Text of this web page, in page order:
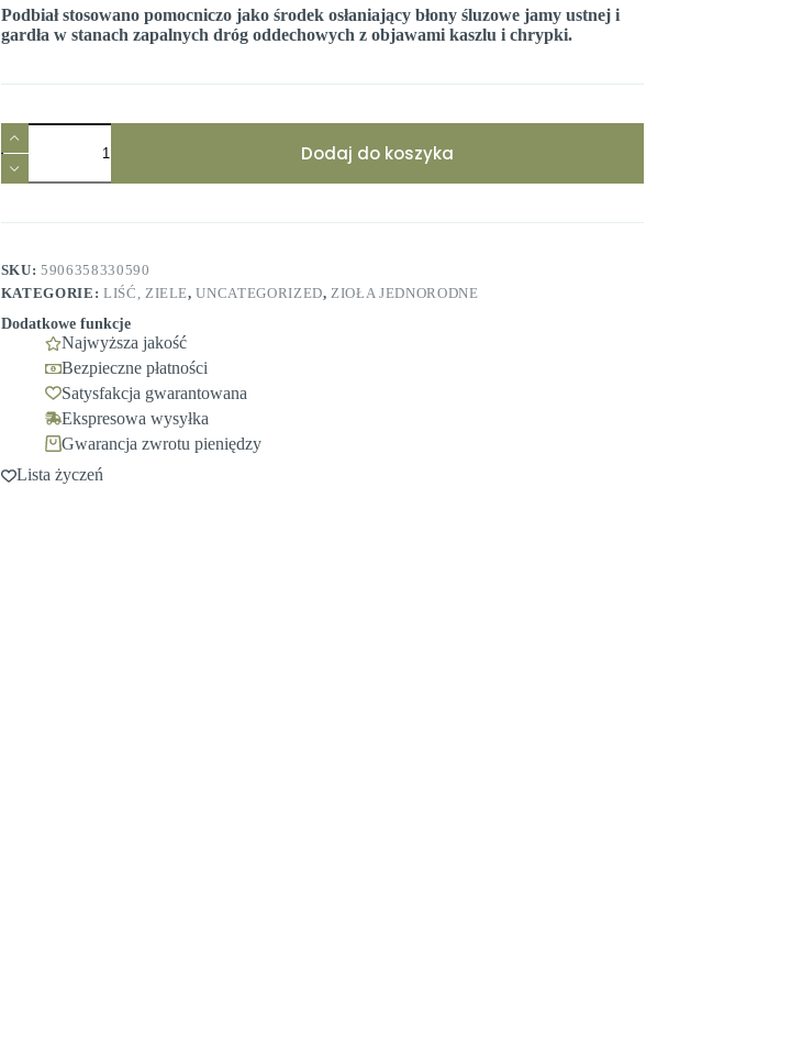
Podbiał stosowano pomocniczo jako środek osłaniający błony śluzowe jamy ustnej i
gardła w stanach zapalnych dróg oddechowych z objawami kaszlu i chrypki.
ilość
Podbiał
liść
50g
Raj
Dodaj do koszyka
SKU:5906358330590
KATEGORIE: LIŚĆ, ZIELE,UNCATEGORIZED,ZIOŁA JEDNORODNE
Dodatkowe funkcje
Najwyższa jakość
Bezpieczne płatności
Satysfakcja gwarantowana
Ekspresowa wysyłka
Gwarancja zwrotu pieniędzy
Lista życzeń